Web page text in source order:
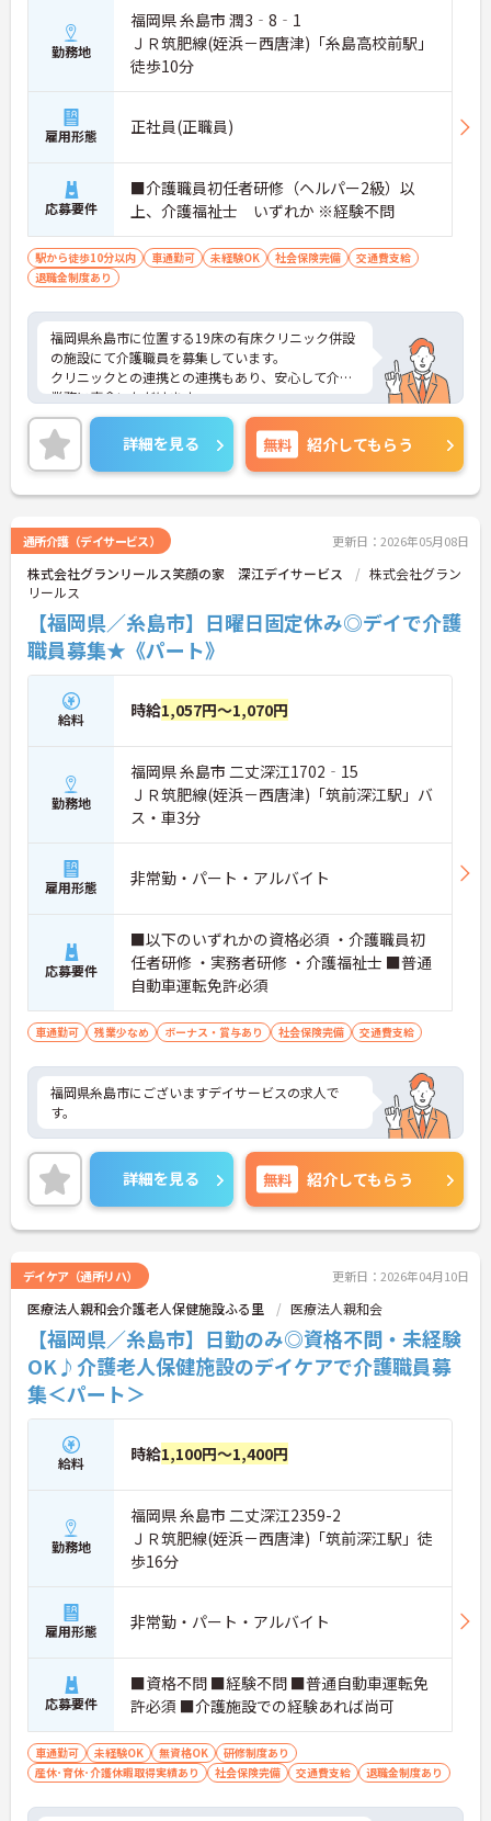
勤務地
福岡県 糸島市 潤3‐8‐1
ＪＲ筑肥線(姪浜－西唐津)「糸島高校前駅」
徒歩10分
雇用形態 正社員(正職員)
応募要件
■介護職員初任者研修（ヘルパー2級）以
上、介護福祉士 いずれか ※経験不問
駅から徒歩10分以内 車通勤可 未経験OK 社会保険完備
交通費支給
退職金制度あり
福岡県糸島市に位置する19床の有床クリニック併設
の施設にて介護職員を募集しています。
クリニックとの連携との連携もあり、安心して介護
業務に専念いただけます。
賞与は4ヶ月の支給実績もあり、しっかりと評価し
ていただけますのでモチベーションにつながりま
す。
ご興味のある方には、面接対策ポイントなど、さら
に詳細をお話しいたしますのでお気軽にご相談くだ
詳細を見る 無料 紹介してもらう
通所介護（デイサービス） 更新日：2026年05月08日
株式会社グランリールス笑顔の家 深江デイサービス
株式会社グラン
リールス
【福岡県／糸島市】日曜日固定休み◎デイで介護
職員募集★《パート》
給料 時給1,057円～1,070円
勤務地
福岡県 糸島市 二丈深江1702‐15
ＪＲ筑肥線(姪浜－西唐津)「筑前深江駅」バ
ス・車3分
雇用形態 非常勤・パート・アルバイト
応募要件
■以下のいずれかの資格必須 ・介護職員初
任者研修 ・実務者研修 ・介護福祉士 ■普通
自動車運転免許必須
車通勤可 残業少なめ ボーナス・賞与あり 社会保険完備 交通費支給
福岡県糸島市にございますデイサービスの求人で
す。
詳細を見る 無料 紹介してもらう
デイケア（通所リハ） 更新日：2026年04月10日
医療法人親和会介護老人保健施設ふる里 医療法人親和会
【福岡県／糸島市】日勤のみ◎資格不問・未経験
OK♪介護老人保健施設のデイケアで介護職員募
集＜パート＞
給料 時給1,100円～1,400円
勤務地
福岡県 糸島市 二丈深江2359-2
ＪＲ筑肥線(姪浜－西唐津)「筑前深江駅」徒
歩16分
雇用形態 非常勤・パート・アルバイト
応募要件
■資格不問 ■経験不問 ■普通自動車運転免
許必須 ■介護施設での経験あれば尚可
車通勤可 未経験OK 無資格OK
研修制度あり
産休･育休･介護休暇取得実績あり
社会保険完備 交通費支給 退職金制度あり